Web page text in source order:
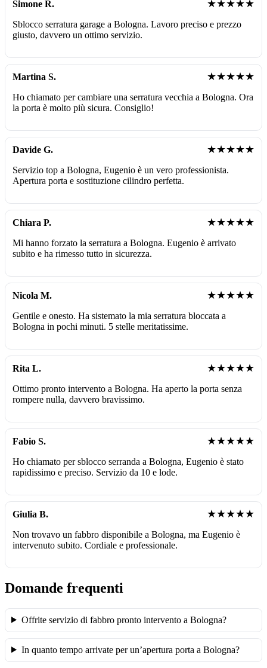
Simone R. ★★★★★
Sblocco serratura garage a Bologna. Lavoro preciso e prezzo
giusto, davvero un ottimo servizio.
Martina S. ★★★★★
Ho chiamato per cambiare una serratura vecchia a Bologna. Ora
la porta è molto più sicura. Consiglio!
Davide G. ★★★★★
Servizio top a Bologna, Eugenio è un vero professionista.
Apertura porta e sostituzione cilindro perfetta.
Chiara P. ★★★★★
Mi hanno forzato la serratura a Bologna. Eugenio è arrivato
subito e ha rimesso tutto in sicurezza.
Nicola M. ★★★★★
Gentile e onesto. Ha sistemato la mia serratura bloccata a
Bologna in pochi minuti. 5 stelle meritatissime.
Rita L. ★★★★★
Ottimo pronto intervento a Bologna. Ha aperto la porta senza
rompere nulla, davvero bravissimo.
Fabio S. ★★★★★
Ho chiamato per sblocco serranda a Bologna, Eugenio è stato
rapidissimo e preciso. Servizio da 10 e lode.
Giulia B. ★★★★★
Non trovavo un fabbro disponibile a Bologna, ma Eugenio è
intervenuto subito. Cordiale e professionale.
Domande frequenti
Offrite servizio di fabbro pronto intervento a Bologna?
In quanto tempo arrivate per un’apertura porta a Bologna?